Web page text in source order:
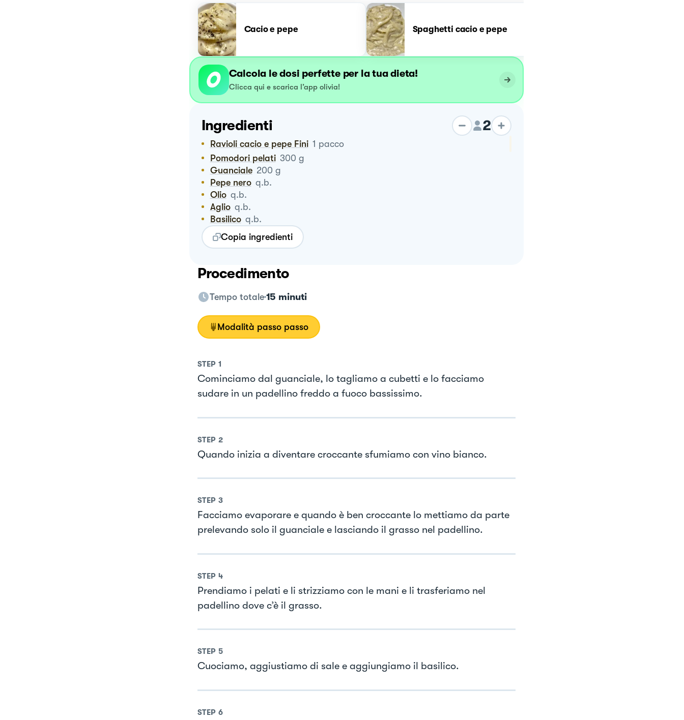
Cacio e pepe Spaghetti cacio e pepe
Calcola le dosi perfette per la tua dieta!
Clicca qui e scarica l’app olivia!
Ingredienti 2
Ravioli cacio e pepe Fini 1 pacco
Pomodori pelati 300 g
Guanciale 200 g
Pepe nero q.b.
Olio q.b.
Aglio q.b.
Basilico q.b.
Copia ingredienti
Procedimento
Tempo totale 15 minuti
Modalità passo passo
STEP 1
Cominciamo dal guanciale, lo tagliamo a cubetti e lo facciamo
sudare in un padellino freddo a fuoco bassissimo.
STEP 2
Quando inizia a diventare croccante sfumiamo con vino bianco.
STEP 3
Facciamo evaporare e quando è ben croccante lo mettiamo da parte
prelevando solo il guanciale e lasciando il grasso nel padellino.
STEP 4
Prendiamo i pelati e li strizziamo con le mani e li trasferiamo nel
padellino dove c’è il grasso.
STEP 5
Cuociamo, aggiustiamo di sale e aggiungiamo il basilico.
STEP 6